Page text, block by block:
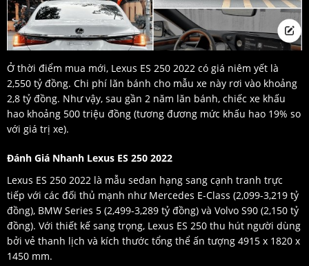
Ở thời điểm mua mới, Lexus ES 250 2022 có giá niêm yết là
2,550 tỷ đồng. Chi phí lăn bánh cho mẫu xe này rơi vào khoảng
2,8 tỷ đồng. Như vậy, sau gần 2 năm lăn bánh, chiếc xe khấu
hao khoảng 500 triệu đồng (tương đương mức khấu hao 19% so
với giá trị xe).
Đánh Giá Nhanh Lexus ES 250 2022
Lexus ES 250 2022 là mẫu sedan hạng sang cạnh tranh trực
tiếp với các đối thủ mạnh như Mercedes E-Class (2,099-3,219 tỷ
đồng), BMW Series 5 (2,499-3,289 tỷ đồng) và Volvo S90 (2,150 tỷ
đồng). Với thiết kế sang trọng, Lexus ES 250 thu hút người dùng
bởi vẻ thanh lịch và kích thước tổng thể ấn tượng 4915 x 1820 x
1450 mm.